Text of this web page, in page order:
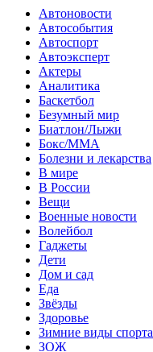
Автоновости
Автособытия
Автоспорт
Автоэксперт
Актеры
Аналитика
Баскетбол
Безумный мир
Биатлон/Лыжи
Бокс/MMA
Болезни и лекарства
В мире
В России
Вещи
Военные новости
Волейбол
Гаджеты
Дети
Дом и сад
Еда
Звёзды
Здоровье
Зимние виды спорта
ЗОЖ